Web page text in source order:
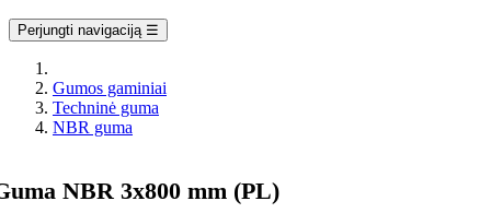
Perjungti navigaciją ☰
Gumos gaminiai
Techninė guma
NBR guma
NBR 3x800 mm (PL)